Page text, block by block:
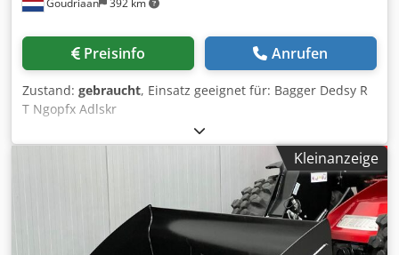
Wir sind offizieller Iveco Vertriebs- und Servicepartner.
der größten Nutzfahrzeughändler in Deutschland. Wir
liefern für Sie das vollständige Magni Programm! Irrtümer
Weitere Informationen = Verwendungszweck: Bauwesen
Wenden Sie sich an Marius Herden, um weitere
Preisinfo Anrufen
Zustand: gebraucht, Einsatz geeignet für: Bagger Dedsy R
T Ngopfx Adlskr
Kleinanzeige